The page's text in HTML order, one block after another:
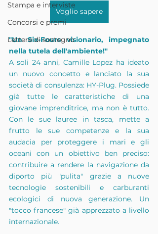
Stampa e interviste
Concorsi e premi
Lettere di sostegno
Voglio sapere
"Un Six-Fours visionario, impegnato
nella tutela dell'ambiente!"
A soli 24 anni, Camille Lopez ha ideato
un nuovo concetto e lanciato la sua
società di consulenza: HY-Plug. Possiede
già tutte le caratteristiche di una
giovane imprenditrice, ma non è tutto.
Con le sue lauree in tasca, mette a
frutto le sue competenze e la sua
audacia per proteggere i mari e gli
oceani con un obiettivo ben preciso:
contribuire a rendere la navigazione da
diporto più "pulita" grazie a nuove
tecnologie sostenibili e carburanti
ecologici di nuova generazione. Un
"tocco francese" già apprezzato a livello
internazionale.